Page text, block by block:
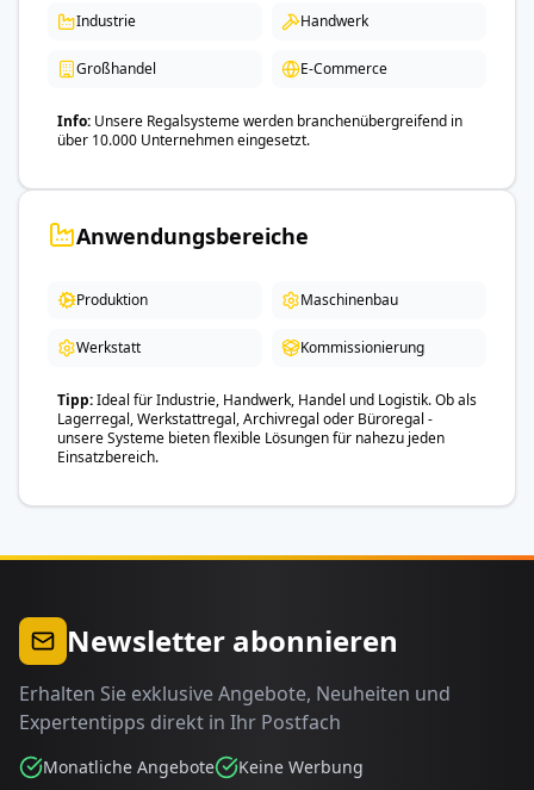
Industrie Handwerk
Großhandel E-Commerce
Info Unsere Regalsysteme werden branchenübergreifend in
über 10.000 Unternehmen eingesetzt.
Anwendungsbereiche
Produktion Maschinenbau
Werkstatt Kommissionierung
Tipp Ideal für Industrie, Handwerk, Handel und Logistik. Ob als
Lagerregal, Werkstattregal, Archivregal oder Büroregal -
unsere Systeme bieten flexible Lösungen für nahezu jeden
Einsatzbereich.
Newsletter abonnieren
Erhalten Sie exklusive Angebote, Neuheiten und
Expertentipps direkt in Ihr Postfach
Monatliche Angebote Keine Werbung